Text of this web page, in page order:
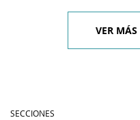
VER
SECCIONES